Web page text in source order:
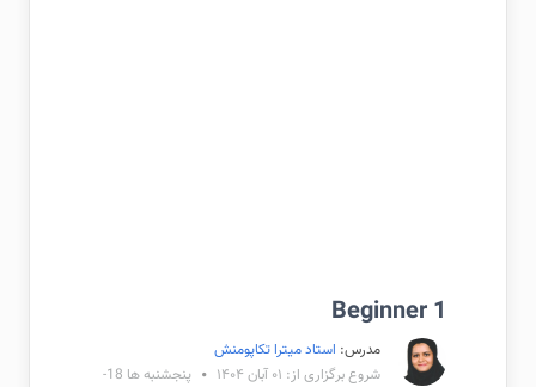
Beginner 1
مدرس: استاد میترا تکاپومنش
شروع برگزاری از: ۰۱ آبان ۱۴۰۴
پنجشنبه ها 18-